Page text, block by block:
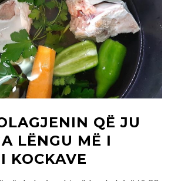
QË JU
LËNGU MË I
KOCKAVE